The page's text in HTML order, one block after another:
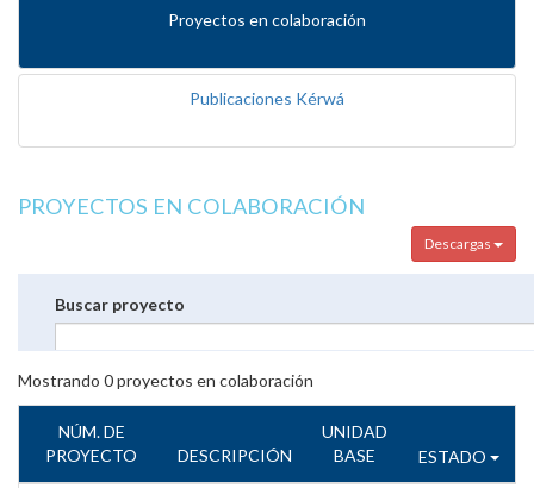
Proyectos en colaboración
Publicaciones Kérwá
PROYECTOS EN COLABORACIÓN
Descargas
Buscar proyecto
Mostrando 0proyectos en colaboración
NÚM. DE
PROYECTO
DESCRIPCIÓN
UNIDAD
BASE
ESTADO